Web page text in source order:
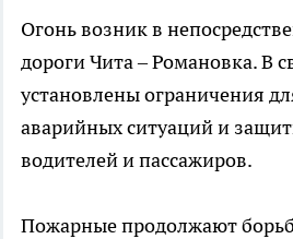
Огонь возник в
дороги Чита – Романовка. В
установлены ограничения
аварийных ситуаций и
водителей и пассажиров.
Пожарные продолжают